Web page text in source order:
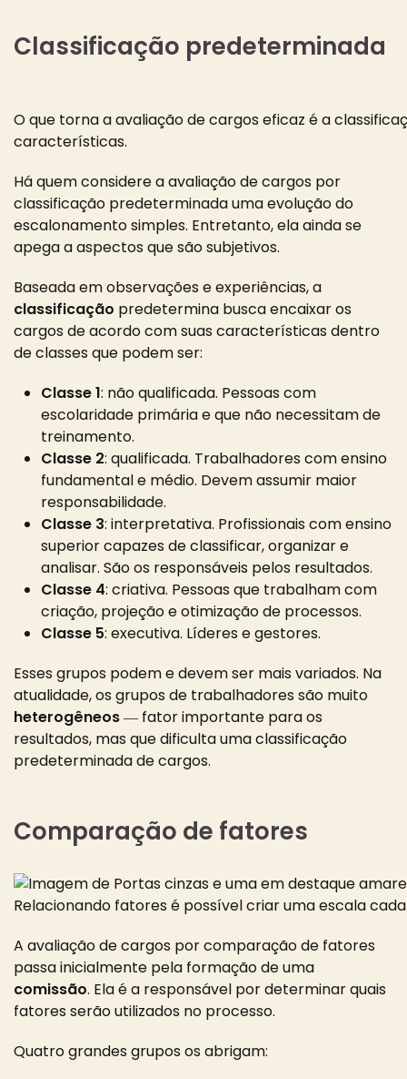
Classificação predeterminada
O que torna a avaliação de cargos eficaz é a
características.
Há quem considere a avaliação de cargos por
classificação predeterminada uma evolução do
escalonamento simples. Entretanto, ela ainda se
apega a aspectos que são subjetivos.
Baseada em observações e experiências, a
classificação predetermina busca encaixar os
cargos de acordo com suas características dentro
de classes que podem ser:
Classe 1: não qualificada. Pessoas com
escolaridade primária e que não necessitam de
treinamento.
Classe 2: qualificada. Trabalhadores com ensino
fundamental e médio. Devem assumir maior
responsabilidade.
Classe 3: interpretativa. Profissionais com ensino
superior capazes de classificar, organizar e
analisar. São os responsáveis pelos resultados.
Classe 4: criativa. Pessoas que trabalham com
criação, projeção e otimização de processos.
Classe 5: executiva. Líderes e gestores.
Esses grupos podem e devem ser mais variados. Na
atualidade, os grupos de trabalhadores são muito
heterogêneos― fator importante para os
resultados, mas que dificulta uma classificação
predeterminada de cargos.
Comparação de fatores
Relacionando fatores é possível criar uma escala
A avaliação de cargos por comparação de fatores
passa inicialmente pela formação de uma
comissão. Ela é a responsável por determinar quais
fatores serão utilizados no processo.
Quatro grandes grupos os abrigam: